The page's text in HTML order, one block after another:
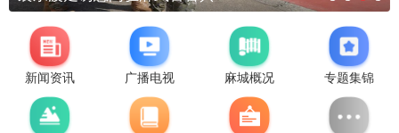
新闻资讯 广播电视 麻城概况 专题集锦